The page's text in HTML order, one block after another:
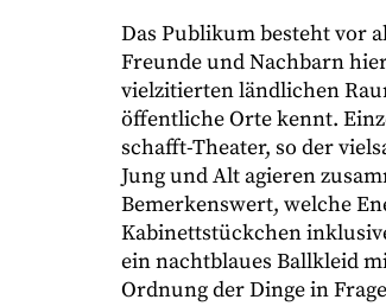
Das Publikum besteht vor
Freunde und Nachbarn
vielzitierten ländlichen
öffentliche Orte kennt.
schafft-Theater, so der
Jung und Alt agieren
Bemerkenswert, welche
Kabinettstückchen
ein nachtblaues Ballkleid
Ordnung der Dinge in